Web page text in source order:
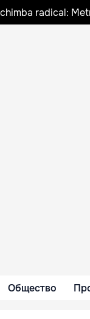
radical:
Общество